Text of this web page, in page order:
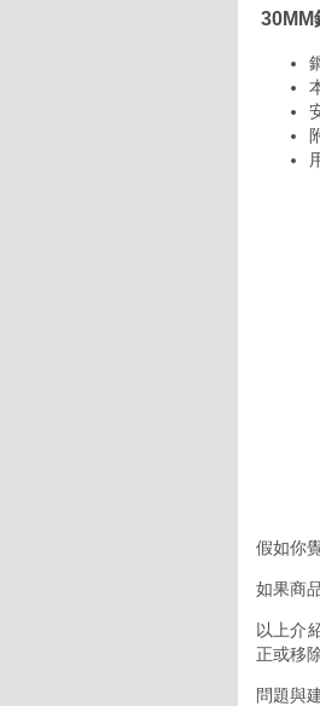
30MM
假如你
如果商
以上介
正或移除
問題與